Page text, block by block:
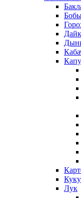
Лук